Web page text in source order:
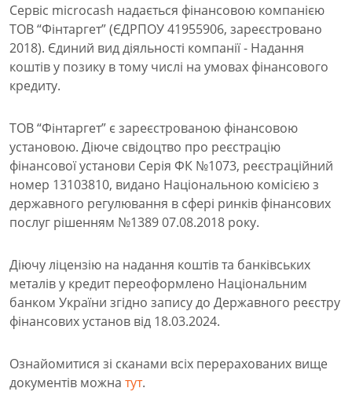
Сервіс microcash надається фінансовою компанією
ТОВ “Фінтаргет” (ЄДРПОУ 41955906, зареєстровано
2018). Єдиний вид діяльності компанії - Надання
коштів у позику в тому числі на умовах фінансового
кредиту.
ТОВ “Фінтаргет” є зареєстрованою фінансовою
установою. Діюче свідоцтво про реєстрацію
фінансової установи Серія ФК №1073, реєстраційний
номер 13103810, видано Національною комісією з
державного регулювання в сфері ринків фінансових
послуг рішенням №1389 07.08.2018 року.
Діючу ліцензію на надання коштів та банківських
металів у кредит переоформлено Національним
банком України згідно запису до Державного реєстру
фінансових установ від 18.03.2024.
Ознайомитися зі сканами всіх перерахованих вище
документів можна тут.